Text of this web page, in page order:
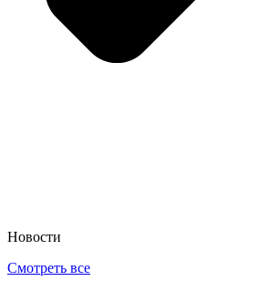
Новости
Смотреть все